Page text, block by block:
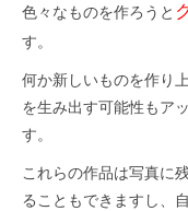
色々なものを作ろうと
す。
何か新しいものを作り
を生み出す可能性もア
す。
これらの作品は写真に
ることもできますし、